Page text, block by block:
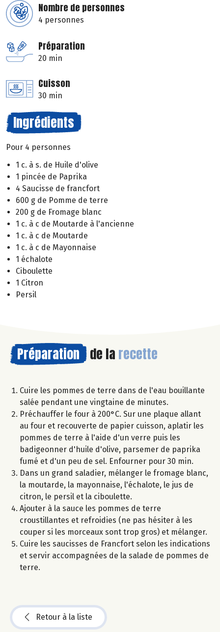
Nombre de personnes
4 personnes
Préparation
20 min
Cuisson
30 min
Ingrédients
Pour 4 personnes
1 c. à s. de Huile d'olive
1 pincée de Paprika
4 Saucisse de francfort
600 g de Pomme de terre
200 g de Fromage blanc
1 c. à c de Moutarde à l'ancienne
1 c. à c de Moutarde
1 c. à c de Mayonnaise
1 échalote
Ciboulette
1 Citron
Persil
Préparation de la recette
Cuire les pommes de terre dans de l'eau bouillante
salée pendant une vingtaine de minutes.
Préchauffer le four à 200°C. Sur une plaque allant
au four et recouverte de papier cuisson, aplatir les
pommes de terre à l'aide d'un verre puis les
badigeonner d'huile d'olive, parsemer de paprika
fumé et d'un peu de sel. Enfourner pour 30 min.
Dans un grand saladier, mélanger le fromage blanc,
la moutarde, la mayonnaise, l'échalote, le jus de
citron, le persil et la ciboulette.
Ajouter à la sauce les pommes de terre
croustillantes et refroidies (ne pas hésiter à les
couper si les morceaux sont trop gros) et mélanger.
Cuire les saucisses de Francfort selon les indications
et servir accompagnées de la salade de pommes de
terre.
Retour à la liste